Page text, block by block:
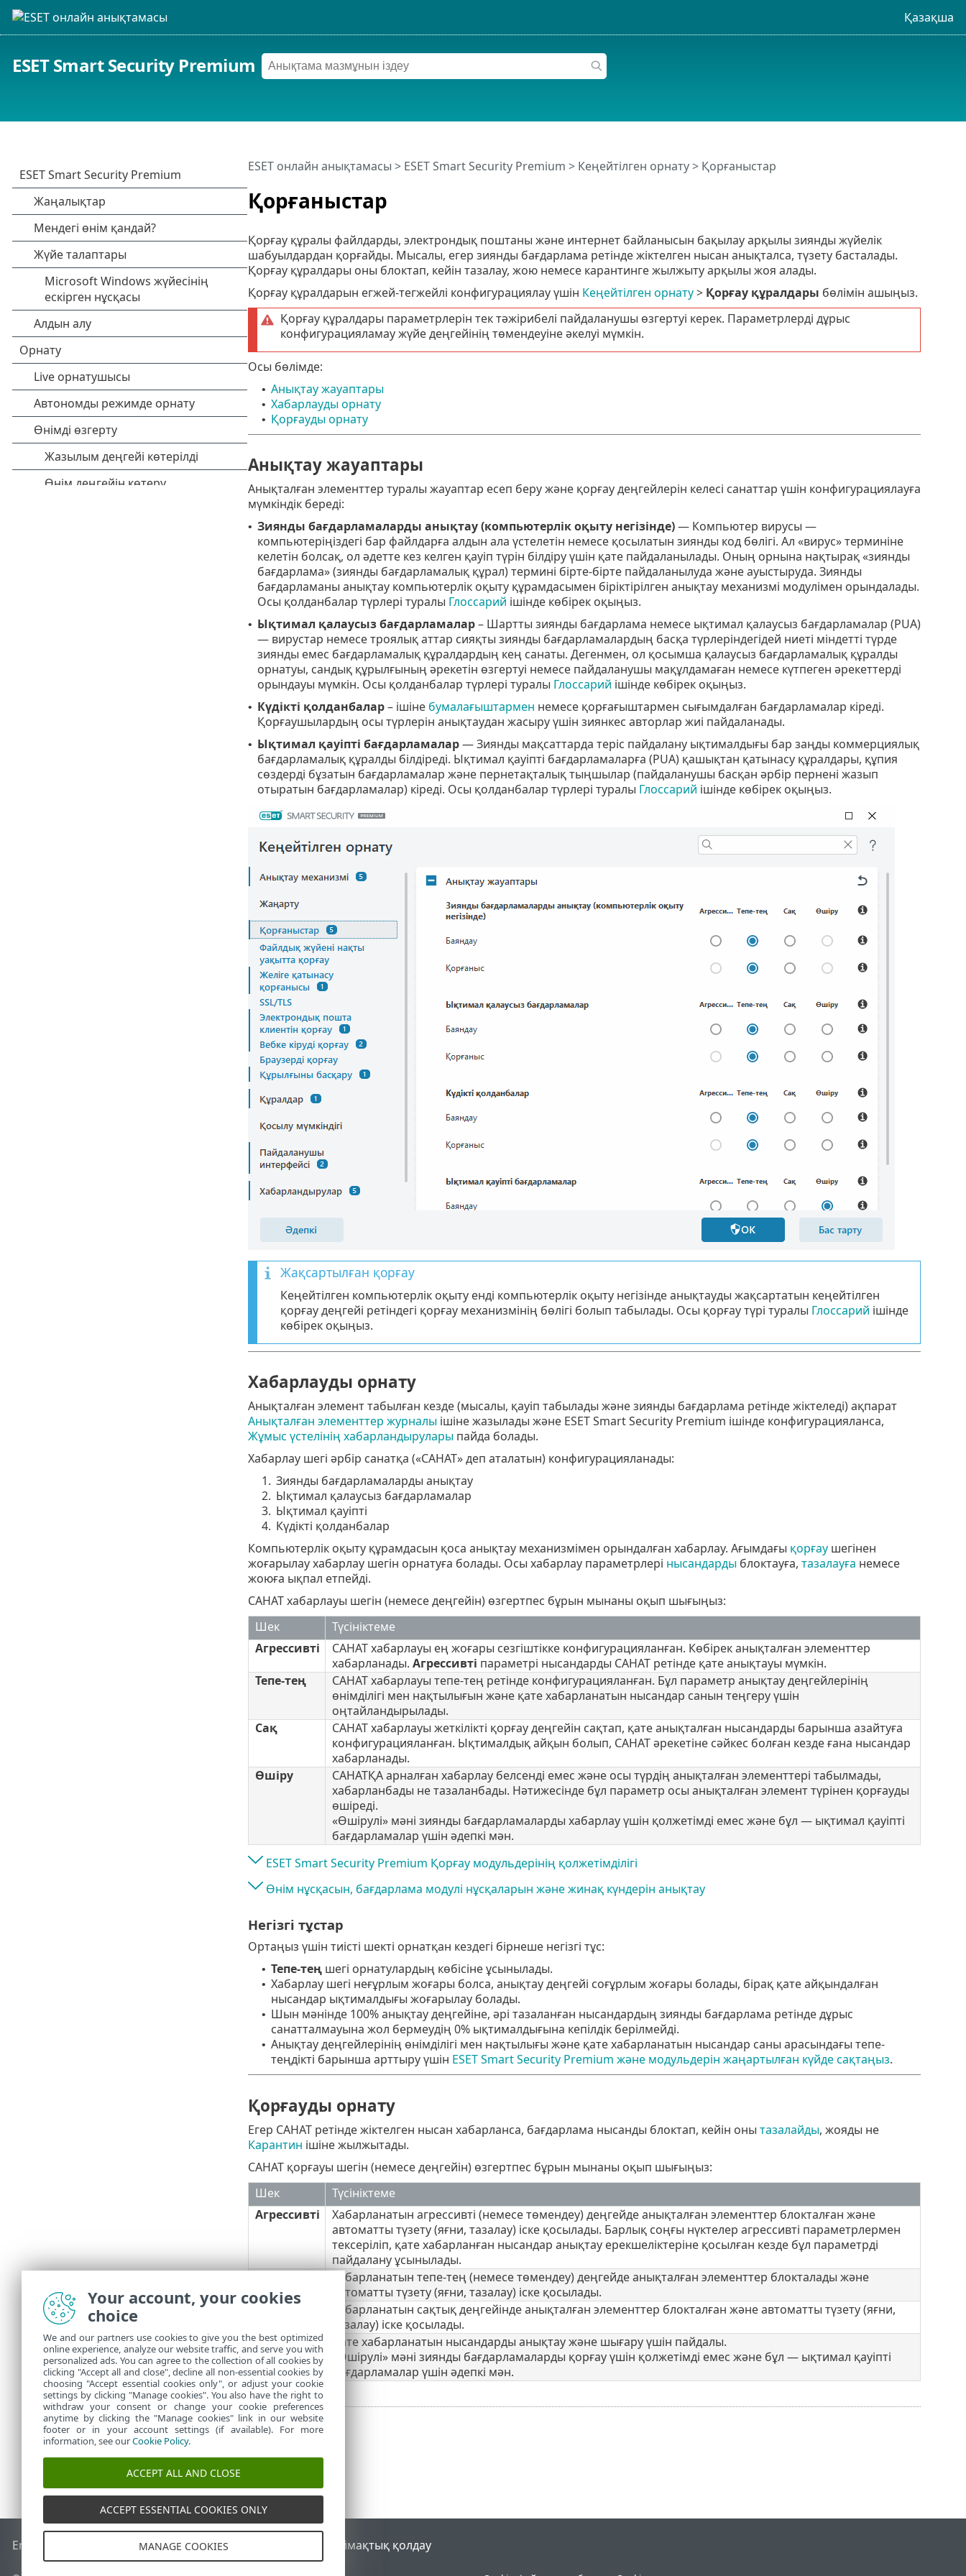
Қазақша
ESET Smart Security Premium
Қорғаныстар
ESET онлайн анықтамасы > ESET Smart Security Premium > Кеңейтілген орнату> Қорғаныстар
Қорғау құралы файлдарды, электрондық поштаны және интернет байланысын бақылау арқылы зиянды жүйелік
шабуылдардан қорғайды. Мысалы, егер зиянды бағдарлама ретінде жіктелген нысан анықталса, түзету басталады.
Қорғау құралдары оны блоктап, кейін тазалау, жою немесе карантинге жылжыту арқылы жоя алады.
Қорғау құралдарын егжей-тегжейлі конфигурациялау үшін Кеңейтілген орнату> Қорғау құралдары бөлімін ашыңыз.
Қорғау құралдары параметрлерін тек тәжірибелі пайдаланушы өзгертуі керек. Параметрлерді дұрыс
конфигурацияламау жүйе деңгейінің төмендеуіне әкелуі мүмкін.
Осы бөлімде:
• Анықтау жауаптары
• Хабарлауды орнату
• Қорғауды орнату
Анықтау жауаптары
Анықталған элементтер туралы жауаптар есеп беру және қорғау деңгейлерін келесі санаттар үшін конфигурациялауға
мүмкіндік береді:
• Зиянды бағдарламаларды анықтау (компьютерлік оқыту негізінде)— Компьютер вирусы —
компьютеріңіздегі бар файлдарға алдын ала үстелетін немесе қосылатын зиянды код бөлігі. Ал «вирус» терминіне
келетін болсақ, ол әдетте кез келген қауіп түрін білдіру үшін қате пайдаланылады. Оның орнына нақтырақ «зиянды
бағдарлама» (зиянды бағдарламалық құрал) термині бірте-бірте пайдаланылуда және ауыстыруда. Зиянды
бағдарламаны анықтау компьютерлік оқыту құрамдасымен біріктірілген анықтау механизмі модулімен орындалады.
Осы қолданбалар түрлері туралы Глоссарий ішінде көбірек оқыңыз.
• Ықтимал қалаусыз бағдарламалар– Шартты зиянды бағдарлама немесе ықтимал қалаусыз бағдарламалар (PUA)
— вирустар немесе троялық аттар сияқты зиянды бағдарламалардың басқа түрлеріндегідей ниеті міндетті түрде
зиянды емес бағдарламалық құралдардың кең санаты. Дегенмен, ол қосымша қалаусыз бағдарламалық құралды
орнатуы, сандық құрылғының әрекетін өзгертуі немесе пайдаланушы мақұлдамаған немесе күтпеген әрекеттерді
орындауы мүмкін. Осы қолданбалар түрлері туралы Глоссарий ішінде көбірек оқыңыз.
• Күдікті қолданбалар– ішіне бумалағыштармен немесе қорғағыштармен сығымдалған бағдарламалар кіреді.
Қорғаушылардың осы түрлерін анықтаудан жасыру үшін зиянкес авторлар жиі пайдаланады.
• Ықтимал қауіпті бағдарламалар— Зиянды мақсаттарда теріс пайдалану ықтималдығы бар заңды коммерциялық
бағдарламалық құралды білдіреді. Ықтимал қауіпті бағдарламаларға (PUA) қашықтан қатынасу құралдары, құпия
сөздерді бұзатын бағдарламалар және пернетақталық тыңшылар (пайдаланушы басқан әрбір пернені жазып
отыратын бағдарламалар) кіреді. Осы қолданбалар түрлері туралы Глоссарий ішінде көбірек оқыңыз.
Жақсартылған қорғау
Кеңейтілген компьютерлік оқыту енді компьютерлік оқыту негізінде анықтауды жақсартатын кеңейтілген
қорғау деңгейі ретіндегі қорғау механизмінің бөлігі болып табылады. Осы қорғау түрі туралы Глоссарий ішінде
көбірек оқыңыз.
Хабарлауды орнату
Анықталған элемент табылған кезде (мысалы, қауіп табылады және зиянды бағдарлама ретінде жіктеледі) ақпарат
Анықталған элементтер журналыішіне жазылады және ESET Smart Security Premium ішінде конфигурацияланса,
Жұмыс үстелінің хабарландыруларыпайда болады.
Хабарлау шегі әрбір санатқа («САНАТ» деп аталатын) конфигурацияланады:
1. Зиянды бағдарламаларды анықтау
2. Ықтимал қалаусыз бағдарламалар
3. Ықтимал қауіпті
4. Күдікті қолданбалар
Компьютерлік оқыту құрамдасын қоса анықтау механизмімен орындалған хабарлау. Ағымдағы қорғаушегінен
жоғарылау хабарлау шегін орнатуға болады. Осы хабарлау параметрлері нысандардыблоктауға, тазалауға немесе
жоюға ықпал етпейді.
САНАТ хабарлауы шегін (немесе деңгейін) өзгертпес бұрын мынаны оқып шығыңыз:
Шек
Түсініктеме
Агрессивті
САНАТ хабарлауы ең жоғары сезгіштікке конфигурацияланған. Көбірек анықталған элементтер
хабарланады. Агрессивті параметрі нысандарды САНАТ ретінде қате анықтауы мүмкін.
Тепе-тең
САНАТ хабарлауы тепе-тең ретінде конфигурацияланған. Бұл параметр анықтау деңгейлерінің
өнімділігі мен нақтылығын және қате хабарланатын нысандар санын теңгеру үшін
оңтайландырылады.
Сақ
САНАТ хабарлауы жеткілікті қорғау деңгейін сақтап, қате анықталған нысандарды барынша азайтуға
конфигурацияланған. Ықтималдық айқын болып, САНАТ әрекетіне сәйкес болған кезде ғана нысандар
хабарланады.
Өшіру
САНАТҚА арналған хабарлау белсенді емес және осы түрдің анықталған элементтері табылмады,
хабарланбады не тазаланбады. Нәтижесінде бұл параметр осы анықталған элемент түрінен қорғауды
өшіреді.
«Өшірулі» мәні зиянды бағдарламаларды хабарлау үшін қолжетімді емес және бұл — ықтимал қауіпті
бағдарламалар үшін әдепкі мән.
ESET Smart Security Premium Қорғау модульдерінің қолжетімділігі
Өнім нұсқасын, бағдарлама модулі нұсқаларын және жинақ күндерін анықтау
Негізгі тұстар
Ортаңыз үшін тиісті шекті орнатқан кездегі бірнеше негізгі тұс:
• Тепе-теңшегі орнатулардың көбісіне ұсынылады.
• Хабарлау шегі неғұрлым жоғары болса, анықтау деңгейі соғұрлым жоғары болады, бірақ қате айқындалған
нысандар ықтималдығы жоғарылау болады.
• Шын мәнінде 100% анықтау деңгейіне, әрі тазаланған нысандардың зиянды бағдарлама ретінде дұрыс
санатталмауына жол бермеудің 0% ықтималдығына кепілдік берілмейді.
• Анықтау деңгейлерінің өнімділігі мен нақтылығы және қате хабарланатын нысандар саны арасындағы тепе-
теңдікті барынша арттыру үшін ESET Smart Security Premium және модульдерін жаңартылған күйде сақтаңыз.
Қорғауды орнату
Егер САНАТ ретінде жіктелген нысан хабарланса, бағдарлама нысанды блоктап, кейін оны тазалайды, жояды не
Карантин ішіне жылжытады.
САНАТ қорғауы шегін (немесе деңгейін) өзгертпес бұрын мынаны оқып шығыңыз:
Шек
Түсініктеме
Агрессивті
Хабарланатын агрессивті (немесе төмендеу) деңгейде анықталған элементтер блокталған және
автоматты түзету (яғни, тазалау) іске қосылады. Барлық соңғы нүктелер агрессивті параметрлермен
тексеріліп, қате хабарланған нысандар анықтау ерекшеліктеріне қосылған кезде бұл параметрді
пайдалану ұсынылады.
Хабарланатын тепе-тең (немесе төмендеу) деңгейде анықталған элементтер блокталады және
автоматты түзету (яғни, тазалау) іске қосылады.
Сақ
Хабарланатын сақтық деңгейінде анықталған элементтер блокталған және автоматты түзету (яғни,
тазалау) іске қосылады.
Өшіру
Қате хабарланатын нысандарды анықтау және шығару үшін пайдалы.
«Өшірулі» мәні зиянды бағдарламаларды қорғау үшін қолжетімді емес және бұл — ықтимал қауіпті
бағдарламалар үшін әдепкі мән.
End of Life ESET білім қорыESET форумы Аймақтық қолдау
Your account, your cookies
choice
We and our partners use cookies to give you the best optimized
online experience, analyze our website traffic, and serve you with
personalized ads. You can agree to the collection of all cookies by
clicking "Accept all and close", decline all non-essential cookies by
choosing "Accept essential cookies only", or adjust your cookie
settings by clicking "Manage cookies". You also have the right to
withdraw your consent or change your cookie preferences
anytime by clicking the "Manage cookies" link in our website
footer or in your account settings (if available). For more
information, see ourCookie Policy.
ACCEPT ALL AND CLOSE
ACCEPT ESSENTIAL COOKIES ONLY
MANAGE COOKIES